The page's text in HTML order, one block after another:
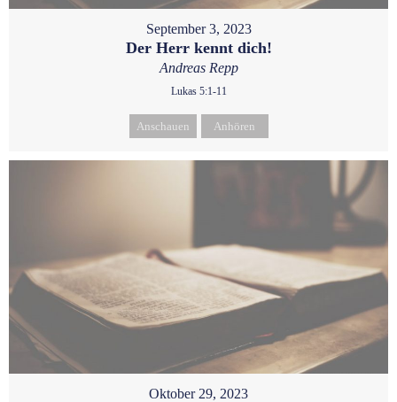
September 3, 2023
Der Herr kennt dich!
Andreas Repp
Lukas 5:1-11
Anschauen Anhören
Oktober 29, 2023